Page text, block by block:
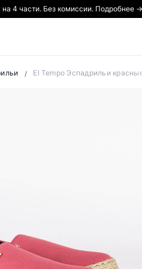
4 части. Без комиссии. Подробнее →
El Tempo Эспадрильи